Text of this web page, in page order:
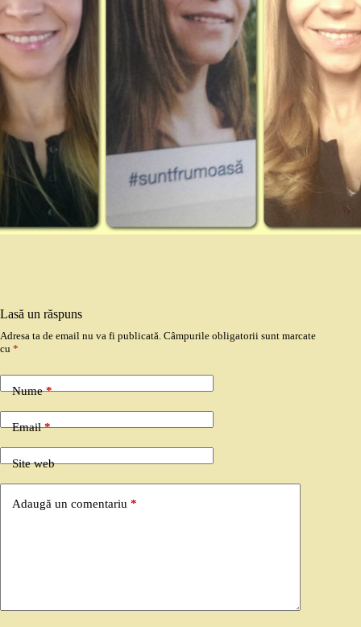
Lasă un răspuns
Adresa ta de email nu va fi publicată. Câmpurile obligatorii sunt marcate
cu *
Nume*
Email*
Site web
Adaugă un comentariu *